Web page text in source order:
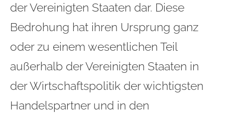
der Vereinigten Staaten dar. Diese
Bedrohung hat ihren Ursprung ganz
oder zu einem wesentlichen Teil
außerhalb der Vereinigten Staaten in
der Wirtschaftspolitik der wichtigsten
Handelspartner und in den